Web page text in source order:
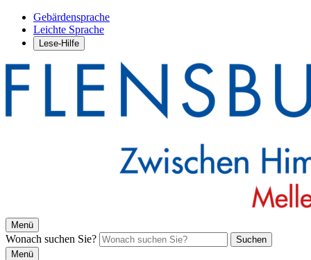
Gebärdensprache
Leichte Sprache
Lese-Hilfe
Menü
Wonach suchen Sie?
Suchen
Menü